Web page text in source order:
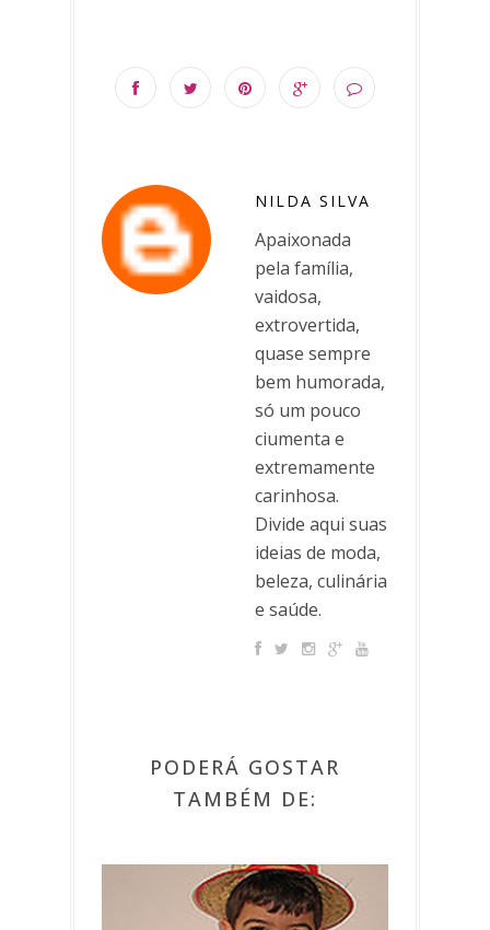
NILDA SILVA
Apaixonada
pela família,
vaidosa,
extrovertida,
quase sempre
bem humorada,
só um pouco
ciumenta e
extremamente
carinhosa.
Divide aqui suas
ideias de moda,
beleza, culinária
e saúde.
PODERÁ GOSTAR
TAMBÉM DE: